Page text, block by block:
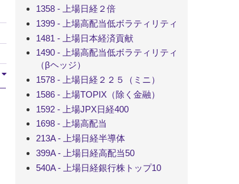
1358 - 上場日経２倍
1399 - 上場高配当低ボラティリティ
1481 - 上場日本経済貢献
1490 - 上場高配当低ボラティリティ
（βヘッジ）
1578 - 上場日経２２５（ミニ）
1586 - 上場TOPIX（除く金融）
1592 - 上場JPX日経400
1698 - 上場高配当
213A - 上場日経半導体
399A - 上場日経高配当50
540A - 上場日経銀行株トップ10